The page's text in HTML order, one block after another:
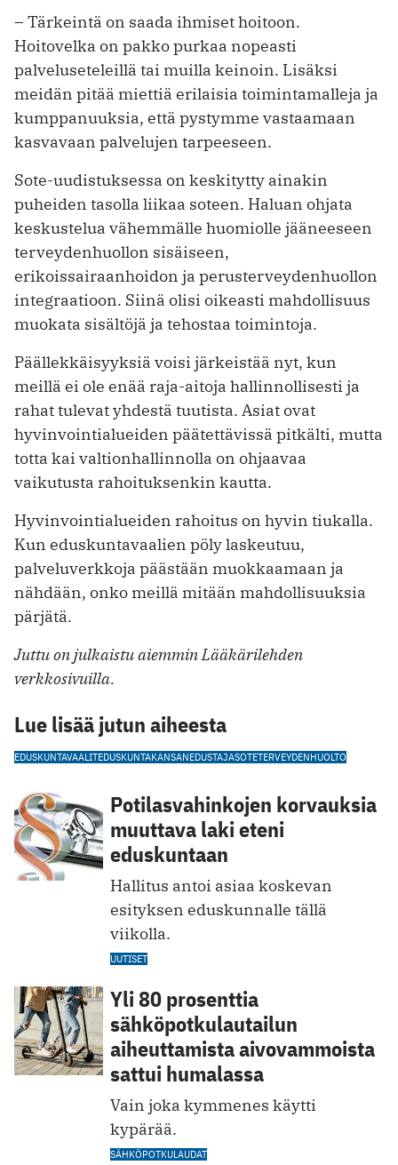
– Tärkeintä on saada ihmiset hoitoon.
Hoitovelka on pakko purkaa nopeasti
palveluseteleillä tai muilla keinoin. Lisäksi
meidän pitää miettiä erilaisia toimintamalleja ja
kumppanuuksia, että pystymme vastaamaan
kasvavaan palvelujen tarpeeseen.
Sote-uudistuksessa on keskitytty ainakin
puheiden tasolla liikaa soteen. Haluan ohjata
keskustelua vähemmälle huomiolle jääneeseen
terveydenhuollon sisäiseen,
erikoissairaanhoidon ja perusterveydenhuollon
integraatioon. Siinä olisi oikeasti mahdollisuus
muokata sisältöjä ja tehostaa toimintoja.
Päällekkäisyyksiä voisi järkeistää nyt, kun
meillä ei ole enää raja-aitoja hallinnollisesti ja
rahat tulevat yhdestä tuutista. Asiat ovat
hyvinvointialueiden päätettävissä pitkälti, mutta
totta kai valtionhallinnolla on ohjaavaa
vaikutusta rahoituksenkin kautta.
Hyvinvointialueiden rahoitus on hyvin tiukalla.
Kun eduskuntavaalien pöly laskeutuu,
palveluverkkoja päästään muokkaamaan ja
nähdään, onko meillä mitään mahdollisuuksia
pärjätä.
Juttu on julkaistu aiemmin Lääkärilehden
verkkosivuilla.
Lue lisää jutun aiheesta
EDUSKUNTAVAALITEDUSKUNTAKANSANEDUSTAJASOTETERVEYDENHUOLTO
Potilasvahinkojen korvauksia
muuttava laki eteni
eduskuntaan
Hallitus antoi asiaa koskevan
esityksen eduskunnalle tällä
viikolla.
UUTISET
Yli 80 prosenttia
sähköpotkulautailun
aiheuttamista aivovammoista
sattui humalassa
Vain joka kymmenes käytti
kypärää.
SÄHKÖPOTKULAUDAT